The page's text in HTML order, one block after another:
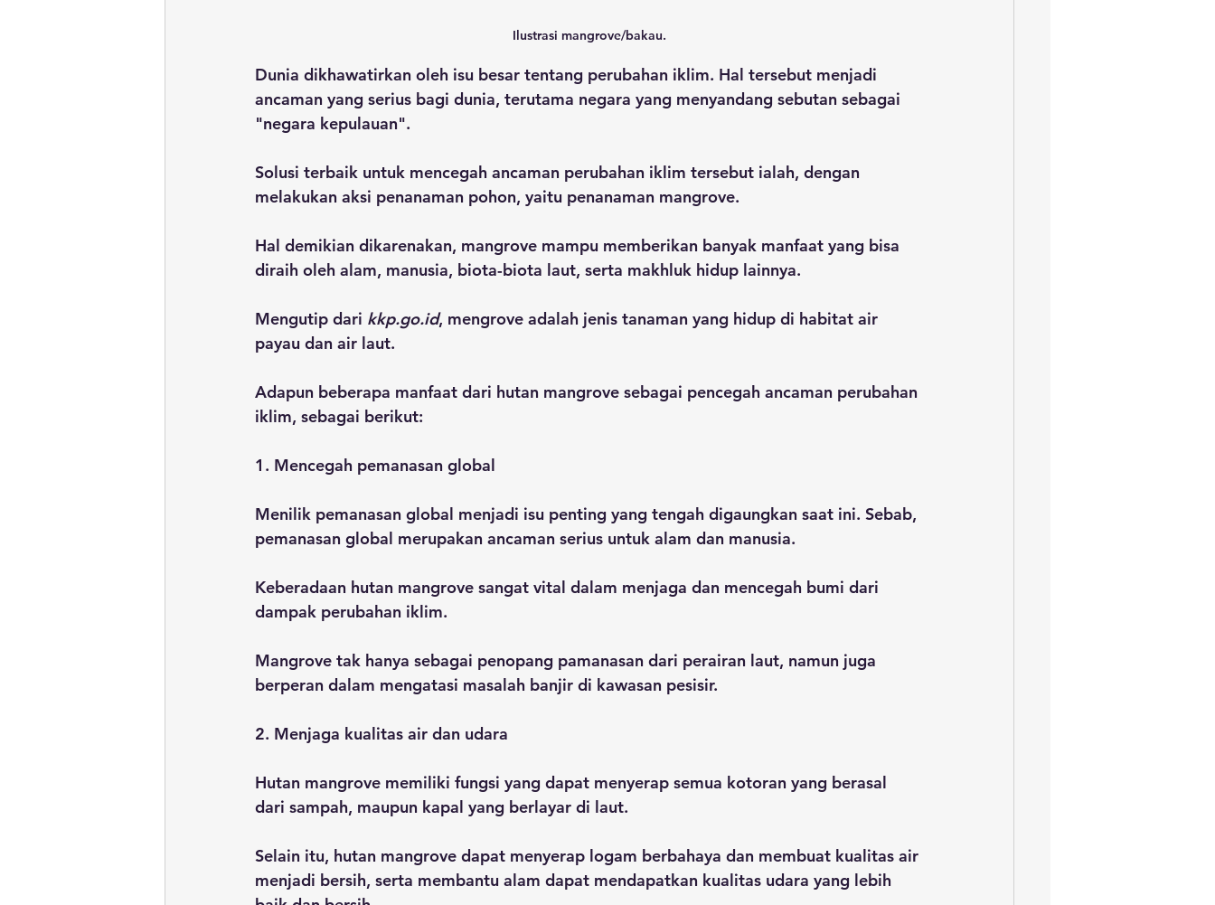
Ilustrasi mangrove/bakau.
Dunia dikhawatirkan oleh isu besar tentang perubahan iklim. Hal tersebut menjadi
ancaman yang serius bagi dunia, terutama negara yang menyandang sebutan sebagai
"negara kepulauan".
Solusi terbaik untuk mencegah ancaman perubahan iklim tersebut ialah, dengan
melakukan aksi penanaman pohon, yaitu penanaman mangrove.
Hal demikian dikarenakan, mangrove mampu memberikan banyak manfaat yang bisa
diraih oleh alam, manusia, biota-biota laut, serta makhluk hidup lainnya.
Mengutip dari kkp.go.id, mengrove adalah jenis tanaman yang hidup di habitat air
payau dan air laut.
Adapun beberapa manfaat dari hutan mangrove sebagai pencegah ancaman perubahan
iklim, sebagai berikut:
1. Mencegah pemanasan global
Menilik pemanasan global menjadi isu penting yang tengah digaungkan saat ini. Sebab,
pemanasan global merupakan ancaman serius untuk alam dan manusia.
Keberadaan hutan mangrove sangat vital dalam menjaga dan mencegah bumi dari
dampak perubahan iklim.
Mangrove tak hanya sebagai penopang pamanasan dari perairan laut, namun juga
berperan dalam mengatasi masalah banjir di kawasan pesisir.
2. Menjaga kualitas air dan udara
Hutan mangrove memiliki fungsi yang dapat menyerap semua kotoran yang berasal
dari sampah, maupun kapal yang berlayar di laut.
Selain itu, hutan mangrove dapat menyerap logam berbahaya dan membuat kualitas air
menjadi bersih, serta membantu alam dapat mendapatkan kualitas udara yang lebih